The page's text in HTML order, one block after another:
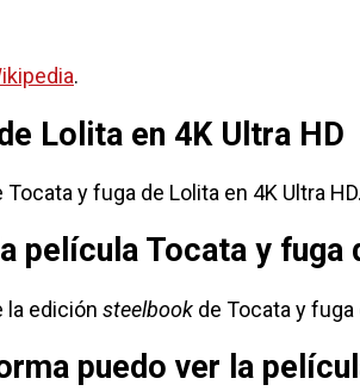
.
Lolita en 4K Ultra HD
y fuga de Lolita en 4K Ultra HD.
película Tocata y fuga
la edición steelbook de Tocata y fuga
puedo ver la